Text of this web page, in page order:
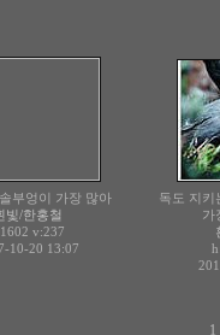
부엉이 가장 많아
빛/한홍철
v:237
10-20 13:07
독도 지키
가